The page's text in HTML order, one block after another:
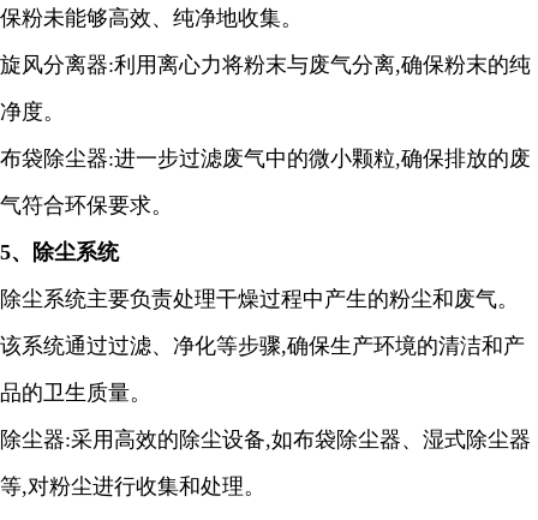
保粉未能够高效、纯净地收集。
旋风分离器:利用离心力将粉末与废气分离,确保粉末的纯
净度。
布袋除尘器:进一步过滤废气中的微小颗粒,确保排放的废
气符合环保要求。
5、除尘系统
除尘系统主要负责处理干燥过程中产生的粉尘和废气。
该系统通过过滤、净化等步骤,确保生产环境的清洁和产
品的卫生质量。
除尘器:采用高效的除尘设备,如布袋除尘器、湿式除尘器
等,对粉尘进行收集和处理。